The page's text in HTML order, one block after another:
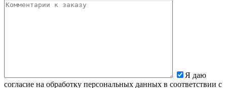
Я даю
согласие на обработку персональных данных в соответствии с